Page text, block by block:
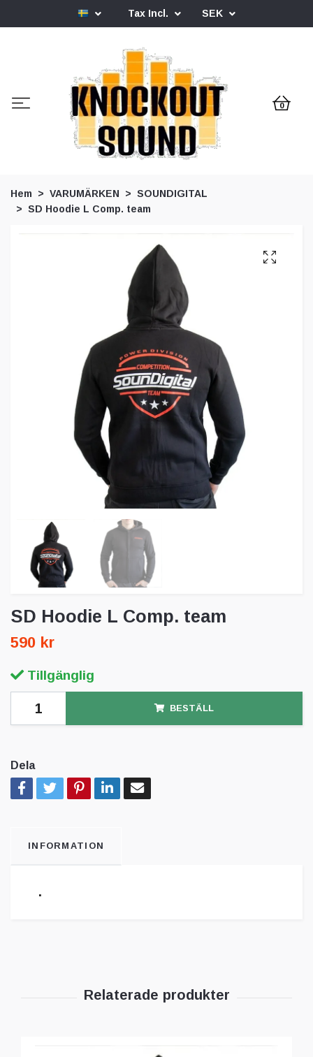
Tax Incl. SEK
0
Hem VARUMÄRKEN
SOUNDIGITAL
SD Hoodie L Comp. team
SD Hoodie L Comp. team
590 kr
Tillgänglig
BESTÄLL
Dela
INFORMATION
.